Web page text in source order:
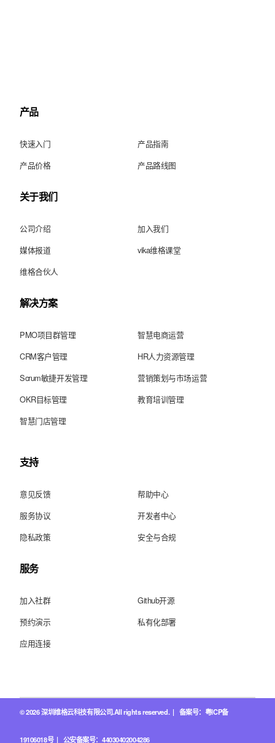
产品
快速入门
产品指南
产品价格
产品路线图
关于我们
公司介绍
加入我们
媒体报道
vika维格课堂
维格合伙人
解决方案
PMO项目群管理
智慧电商运营
CRM客户管理
HR人力资源管理
Scrum敏捷开发管理
营销策划与市场运营
OKR目标管理
教育培训管理
智慧门店管理
支持
意见反馈
帮助中心
服务协议
开发者中心
隐私政策
安全与合规
服务
加入社群
Github开源
预约演示
私有化部署
应用连接
© 2026 深圳维格云科技有限公司.All rights reserved. | 备案号：粤ICP备
19106018号| 公安备案号：44030402004286